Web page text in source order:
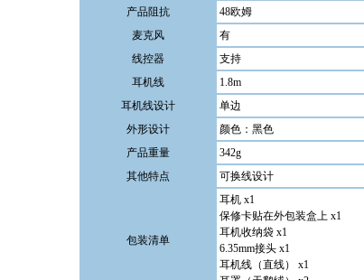
产品阻抗
48欧姆
麦克风
有
线控器
支持
耳机线
1.8m
耳机线设计
单边
外形设计
颜色：黑色
产品重量
342g
其他特点
可换线设计
包装清单
耳机 x1
保修卡贴在外包装盒上 x1
耳机收纳袋 x1
6.35mm接头 x1
耳机线（直线） x1